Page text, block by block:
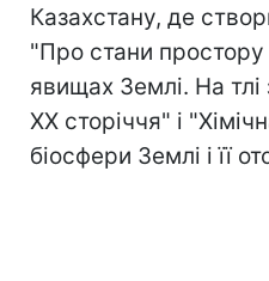
Казахстану, де
"Про стани простору
явищах Землі. На
XX сторіччя" і
біосфери Землі і її